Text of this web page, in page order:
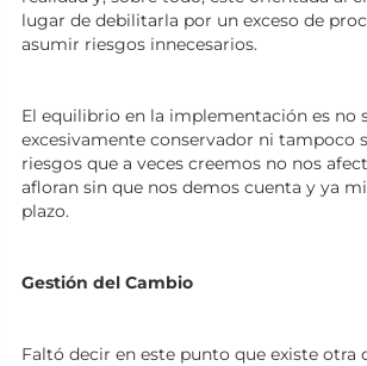
lugar de debilitarla por un exceso de
asumir riesgos innecesarios.
El equilibrio en la implementación es no
excesivamente conservador ni tampoco
riesgos que a veces creemos no nos
afloran sin que nos demos cuenta y ya
plazo.
Gestión del Cambio
Faltó decir en este punto que existe otra